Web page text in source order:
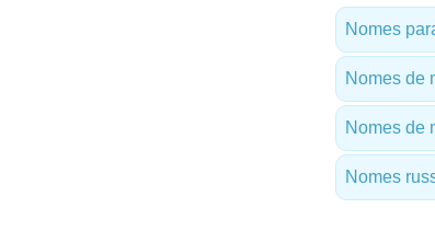
Nomes
Nomes de
Nomes de
Nomes